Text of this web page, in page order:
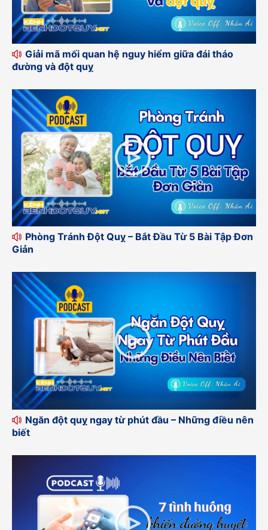
Giải mã mối quan hệ nguy hiểm giữa đái tháo
đường và đột quỵ
Phòng Tránh Đột Quỵ – Bắt Đầu Từ 5 Bài Tập Đơn
Giản
Ngăn đột quỵ ngay từ phút đầu – Những điều nên
biết